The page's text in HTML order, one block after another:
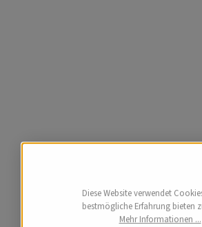
Diese Website verwendet
bestmögliche Erfahrung bieten
Mehr Informationen ...